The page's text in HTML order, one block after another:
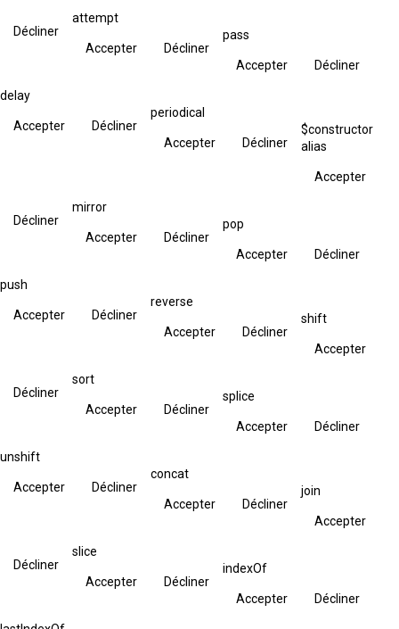
Décliner
attempt
Accepter Décliner
pass
Accepter Décliner
delay
Accepter Décliner
periodical
Accepter Décliner
$constructor
alias
Accepter
Décliner
mirror
Accepter Décliner
pop
Accepter Décliner
push
Accepter Décliner
reverse
Accepter Décliner
shift
Accepter
Décliner
sort
Accepter Décliner
splice
Accepter Décliner
unshift
Accepter Décliner
concat
Accepter Décliner
join
Accepter
Décliner
slice
Accepter Décliner
indexOf
Accepter Décliner